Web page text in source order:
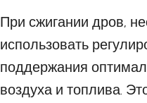
При сжигании дров,
использовать
поддержания
воздуха и топлива.